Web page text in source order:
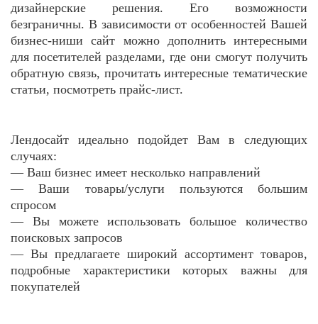
дизайнерские решения. Его возможности
безграничны. В зависимости от особенностей Вашей
бизнес-ниши сайт можно дополнить интересными
для посетителей разделами, где они смогут получить
обратную связь, прочитать интересные тематические
статьи, посмотреть прайс-лист.
Лендосайт идеально подойдет Вам в следующих
случаях:
— Ваш бизнес имеет несколько направлений
— Ваши товары/услуги пользуются большим
спросом
— Вы можете использовать большое количество
поисковых запросов
— Вы предлагаете широкий ассортимент товаров,
подробные характеристики которых важны для
покупателей